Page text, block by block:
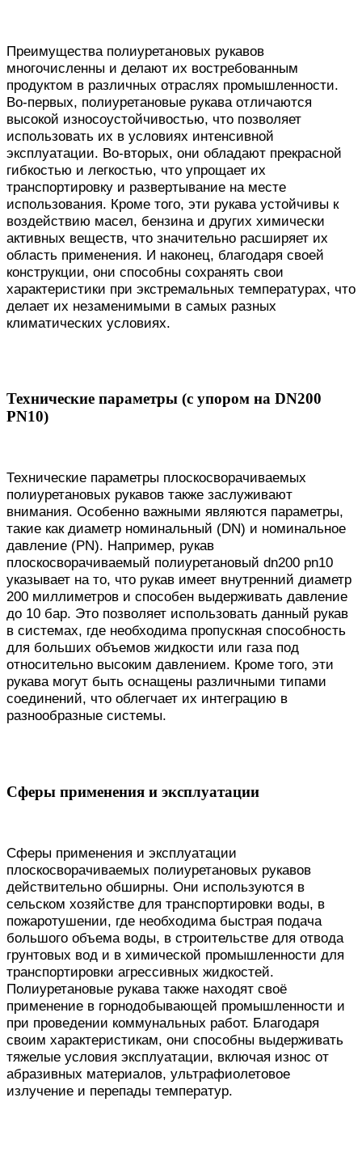
Преимущества полиуретановых рукавов
многочисленны и делают их востребованным
продуктом в различных отраслях промышленности.
Во-первых, полиуретановые рукава отличаются
высокой износоустойчивостью, что позволяет
использовать их в условиях интенсивной
эксплуатации. Во-вторых, они обладают прекрасной
гибкостью и легкостью, что упрощает их
транспортировку и развертывание на месте
использования. Кроме того, эти рукава устойчивы к
воздействию масел, бензина и других химически
активных веществ, что значительно расширяет их
область применения. И наконец, благодаря своей
конструкции, они способны сохранять свои
характеристики при экстремальных температурах, что
делает их незаменимыми в самых разных
климатических условиях.
Технические параметры (с упором на DN200
PN10)
Технические параметры плоскосворачиваемых
полиуретановых рукавов также заслуживают
внимания. Особенно важными являются параметры,
такие как диаметр номинальный (DN) и номинальное
давление (PN). Например, рукав
плоскосворачиваемый полиуретановый dn200 pn10
указывает на то, что рукав имеет внутренний диаметр
200 миллиметров и способен выдерживать давление
до 10 бар. Это позволяет использовать данный рукав
в системах, где необходима пропускная способность
для больших объемов жидкости или газа под
относительно высоким давлением. Кроме того, эти
рукава могут быть оснащены различными типами
соединений, что облегчает их интеграцию в
разнообразные системы.
Сферы применения и эксплуатации
Сферы применения и эксплуатации
плоскосворачиваемых полиуретановых рукавов
действительно обширны. Они используются в
сельском хозяйстве для транспортировки воды, в
пожаротушении, где необходима быстрая подача
большого объема воды, в строительстве для отвода
грунтовых вод и в химической промышленности для
транспортировки агрессивных жидкостей.
Полиуретановые рукава также находят своё
применение в горнодобывающей промышленности и
при проведении коммунальных работ. Благодаря
своим характеристикам, они способны выдерживать
тяжелые условия эксплуатации, включая износ от
абразивных материалов, ультрафиолетовое
излучение и перепады температур.